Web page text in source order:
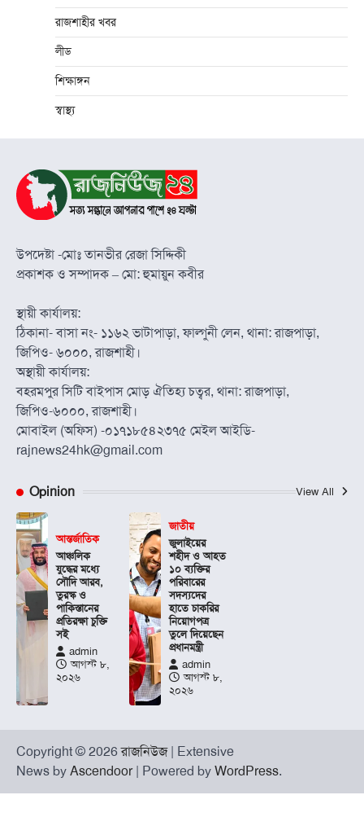
রাজশাহীর খবর
লীড
শিক্ষাঙ্গন
স্বাস্থ্য
উপদেষ্টা -মোঃ তানভীর রেজা সিদ্দিকী
প্রকাশক ও সম্পাদক – মো: হুমায়ুন কবীর
স্থায়ী কার্যালয়:
ঠিকানা- বাসা নং- ১১৬২ ভাটাপাড়া, ফাল্গুনী লেন, থানা: রাজপাড়া,
জিপিও- ৬০০০, রাজশাহী।
অস্থায়ী কার্যালয়:
বহরমপুর সিটি বাইপাস মোড় ঐতিহ্য চত্বর, থানা: রাজপাড়া,
জিপিও-৬০০০, রাজশাহী।
মোবাইল (অফিস) -০১৭১৮৫৪২৩৭৫ মেইল আইডি-
rajnews24hk@gmail.com
Opinion View All
আন্তর্জাতিক
আঞ্চলিক
যুদ্ধের মধ্যে
সৌদি আরব,
তুরস্ক ও
পাকিস্তানের
প্রতিরক্ষা চুক্তি
সই
admin
আগস্ট ৮,
২০২৬
জাতীয়
জুলাইয়ের
শহীদ ও আহত
১০ ব্যক্তির
পরিবারের
সদস্যদের
হাতে চাকরির
নিয়োগপত্র
তুলে দিয়েছেন
প্রধানমন্ত্রী
admin
আগস্ট ৮,
২০২৬
Copyright © 2026রাজনিউজ| Extensive
News by Ascendoor| Powered by WordPress.